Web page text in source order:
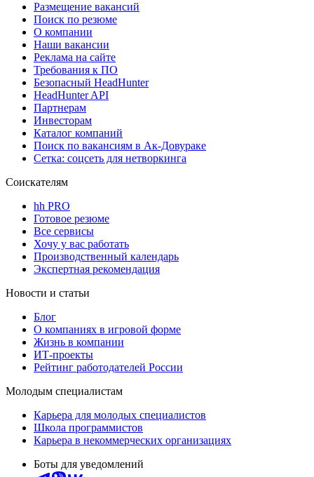
Размещение вакансий
Поиск по резюме
О компании
Наши вакансии
Реклама на сайте
Требования к ПО
Безопасный HeadHunter
HeadHunter API
Партнерам
Инвесторам
Каталог компаний
Поиск по вакансиям в Ак-Довураке
Сетка: соцсеть для нетворкинга
Соискателям
hh PRO
Готовое резюме
Все сервисы
Хочу у вас работать
Производственный календарь
Экспертная рекомендация
Новости и статьи
Блог
О компаниях в игровой форме
Жизнь в компании
ИТ-проекты
Рейтинг работодателей России
Молодым специалистам
Карьера для молодых специалистов
Школа программистов
Карьера в некоммерческих организациях
Боты для уведомлений